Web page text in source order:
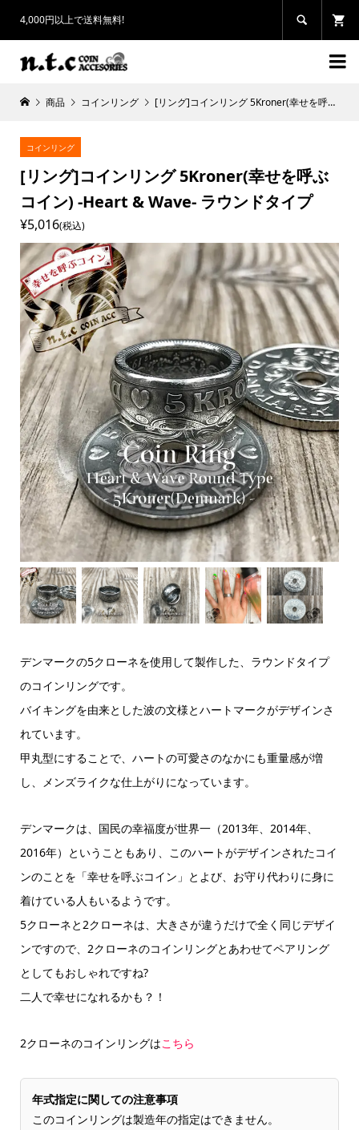
4,000円以上で送料無料! 

商品 コインリング [リング]コインリング 5Kroner(幸せを呼ぶコイン) -Heart & Wave- ラウンドタイプ
コインリング
[リング]コインリング 5Kroner(幸せを呼ぶ
コイン) -Heart & Wave- ラウンドタイプ
¥5,016(税込)
デンマークの5クローネを使用して製作した、ラウンドタイプ
のコインリングです。
バイキングを由来とした波の文様とハートマークがデザインさ
れています。
甲丸型にすることで、ハートの可愛さのなかにも重量感が増
し、メンズライクな仕上がりになっています。
デンマークは、国民の幸福度が世界一（2013年、2014年、
2016年）ということもあり、このハートがデザインされたコイ
ンのことを「幸せを呼ぶコイン」とよび、お守り代わりに身に
着けている人もいるようです。
5クローネと2クローネは、大きさが違うだけで全く同じデザイ
ンですので、2クローネのコインリングとあわせてペアリング
としてもおしゃれですね?
二人で幸せになれるかも？！
2クローネのコインリングはこちら
年式指定に関しての注意事項
このコインリングは製造年の指定はできません。